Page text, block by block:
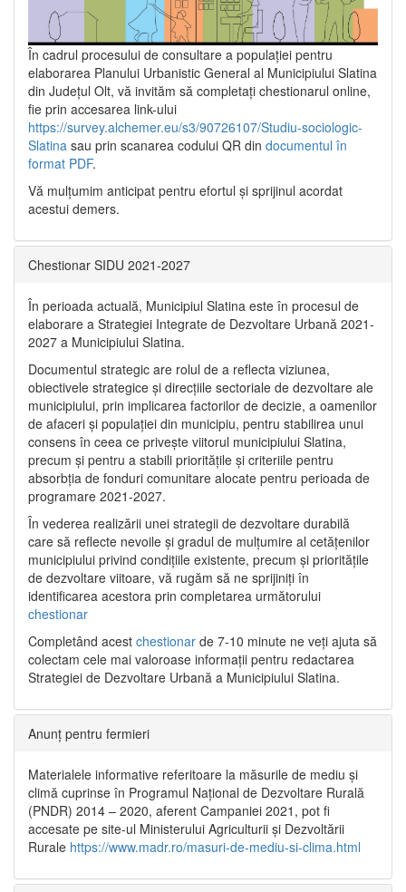
În cadrul procesului de consultare a populaţiei pentru
elaborarea Planului Urbanistic General al Municipiului Slatina
din Județul Olt, vă invităm să completați chestionarul online,
fie prin accesarea link-ului
https://survey.alchemer.eu/s3/90726107/Studiu-sociologic-
Slatina sau prin scanarea codului QR din documentul în
format PDF.
Vă mulţumim anticipat pentru efortul şi sprijinul acordat
acestui demers.
Chestionar SIDU 2021-2027
În perioada actuală, Municipiul Slatina este în procesul de
elaborare a Strategiei Integrate de Dezvoltare Urbană 2021‐
2027 a Municipiului Slatina.
Documentul strategic are rolul de a reflecta viziunea,
obiectivele strategice și direcțiile sectoriale de dezvoltare ale
municipiului, prin implicarea factorilor de decizie, a oamenilor
de afaceri și populației din municipiu, pentru stabilirea unui
consens în ceea ce privește viitorul municipiului Slatina,
precum și pentru a stabili prioritățile și criteriile pentru
absorbția de fonduri comunitare alocate pentru perioada de
programare 2021-2027.
În vederea realizării unei strategii de dezvoltare durabilă
care să reflecte nevoile și gradul de mulțumire al cetățenilor
municipiului privind condițiile existente, precum și prioritățile
de dezvoltare viitoare, vă rugăm să ne sprijiniți în
identificarea acestora prin completarea următorului
chestionar
Completând acest chestionar de 7-10 minute ne veți ajuta să
colectam cele mai valoroase informații pentru redactarea
Strategiei de Dezvoltare Urbană a Municipiului Slatina.
Anunț pentru fermieri
Materialele informative referitoare la măsurile de mediu și
climă cuprinse în Programul Național de Dezvoltare Rurală
(PNDR) 2014 – 2020, aferent Campaniei 2021, pot fi
accesate pe site-ul Ministerului Agriculturii și Dezvoltării
Rurale https://www.madr.ro/masuri-de-mediu-si-clima.html